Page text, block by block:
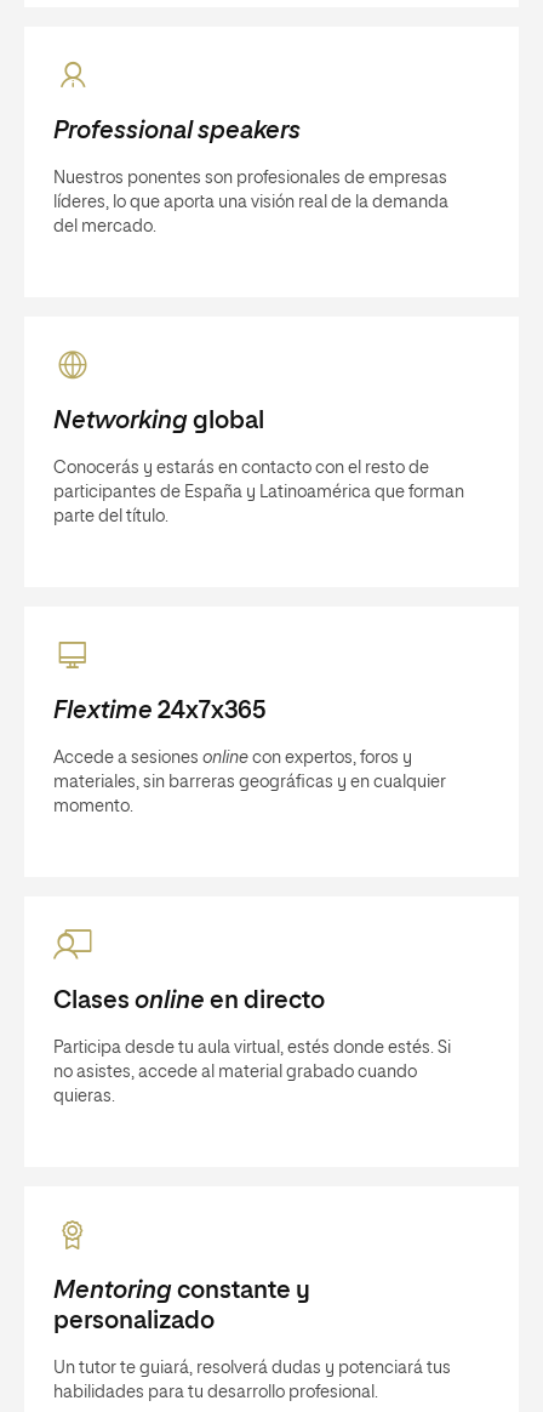
Professional speakers
Nuestros ponentes son profesionales de empresas
líderes, lo que aporta una visión real de la demanda
del mercado.
Networkingglobal
Conocerás y estarás en contacto con el resto de
participantes de España y Latinoamérica que forman
parte del título.
Flextime 24x7x365
Accede a sesiones online con expertos, foros y
materiales, sin barreras geográficas y en cualquier
momento.
Clases online en directo
Participa desde tu aula virtual, estés donde estés. Si
no asistes, accede al material grabado cuando
quieras.
Mentoringconstante y
personalizado
Un tutor te guiará, resolverá dudas y potenciará tus
habilidades para tu desarrollo profesional.